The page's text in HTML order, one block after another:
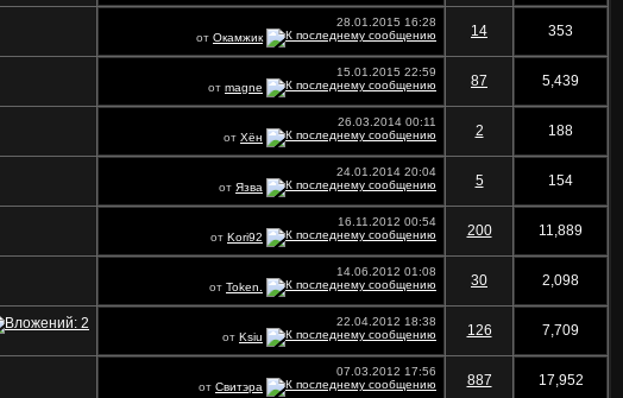
28.01.2015 16:28
от Окамжик 14 353
15.01.2015 22:59
от magne 87 5,439
26.03.2014 00:11
от Хён 2 188
24.01.2014 20:04
от Язва 5 154
16.11.2012 00:54
от Kori92 200 11,889
14.06.2012 01:08
от Token. 30 2,098
22.04.2012 18:38
от Ksiu 126 7,709
07.03.2012 17:56
от Свитэра 887 17,952